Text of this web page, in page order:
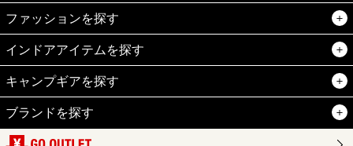
ファッションを探す
インドアアイテムを探す
キャンプギアを探す
ブランドを探す